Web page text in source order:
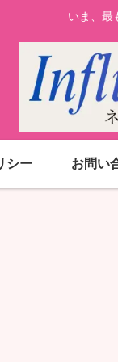
いま、最
シー お問い